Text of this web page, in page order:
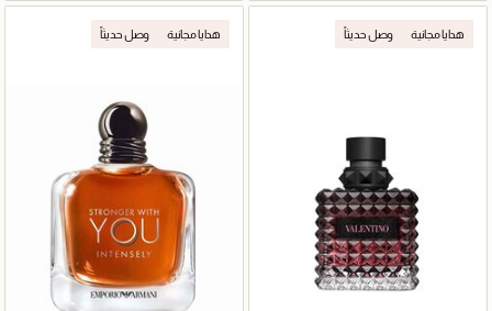
هدايا مجانية وصل حديثاً هدايا مجانية وصل حديثاً